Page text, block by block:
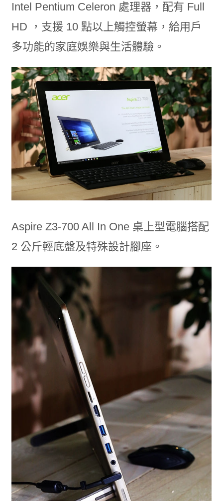
Intel Pentium Celeron 處理器，配有 Full
HD ，支援 10 點以上觸控螢幕，給用戶
多功能的家庭娛樂與生活體驗。
Aspire Z3-700 All In One 桌上型電腦搭配
2 公斤輕底盤及特殊設計腳座。